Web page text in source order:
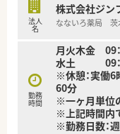
法人
名
株式会社ジン
なないろ薬局 茨
勤務
時間
月火木金 09
水土 09：
※休憩：実働6
60分
※一ヶ月単位
※上記時間内
※勤務日数：